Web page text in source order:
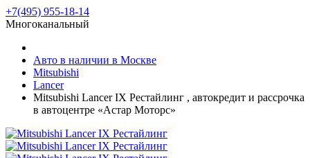
+7(495) 955-18-14
Многоканальный
Авто в наличии в Москве
Mitsubishi
Lancer
Mitsubishi Lancer IX Рестайлинг , автокредит и рассрочка
в автоцентре «Астар Моторс»